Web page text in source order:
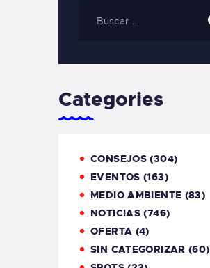
Categories
CONSEJOS (304)
EVENTOS (163)
MEDIO AMBIENTE (83)
NOTICIAS (746)
OFERTA (4)
SIN CATEGORIZAR (60)